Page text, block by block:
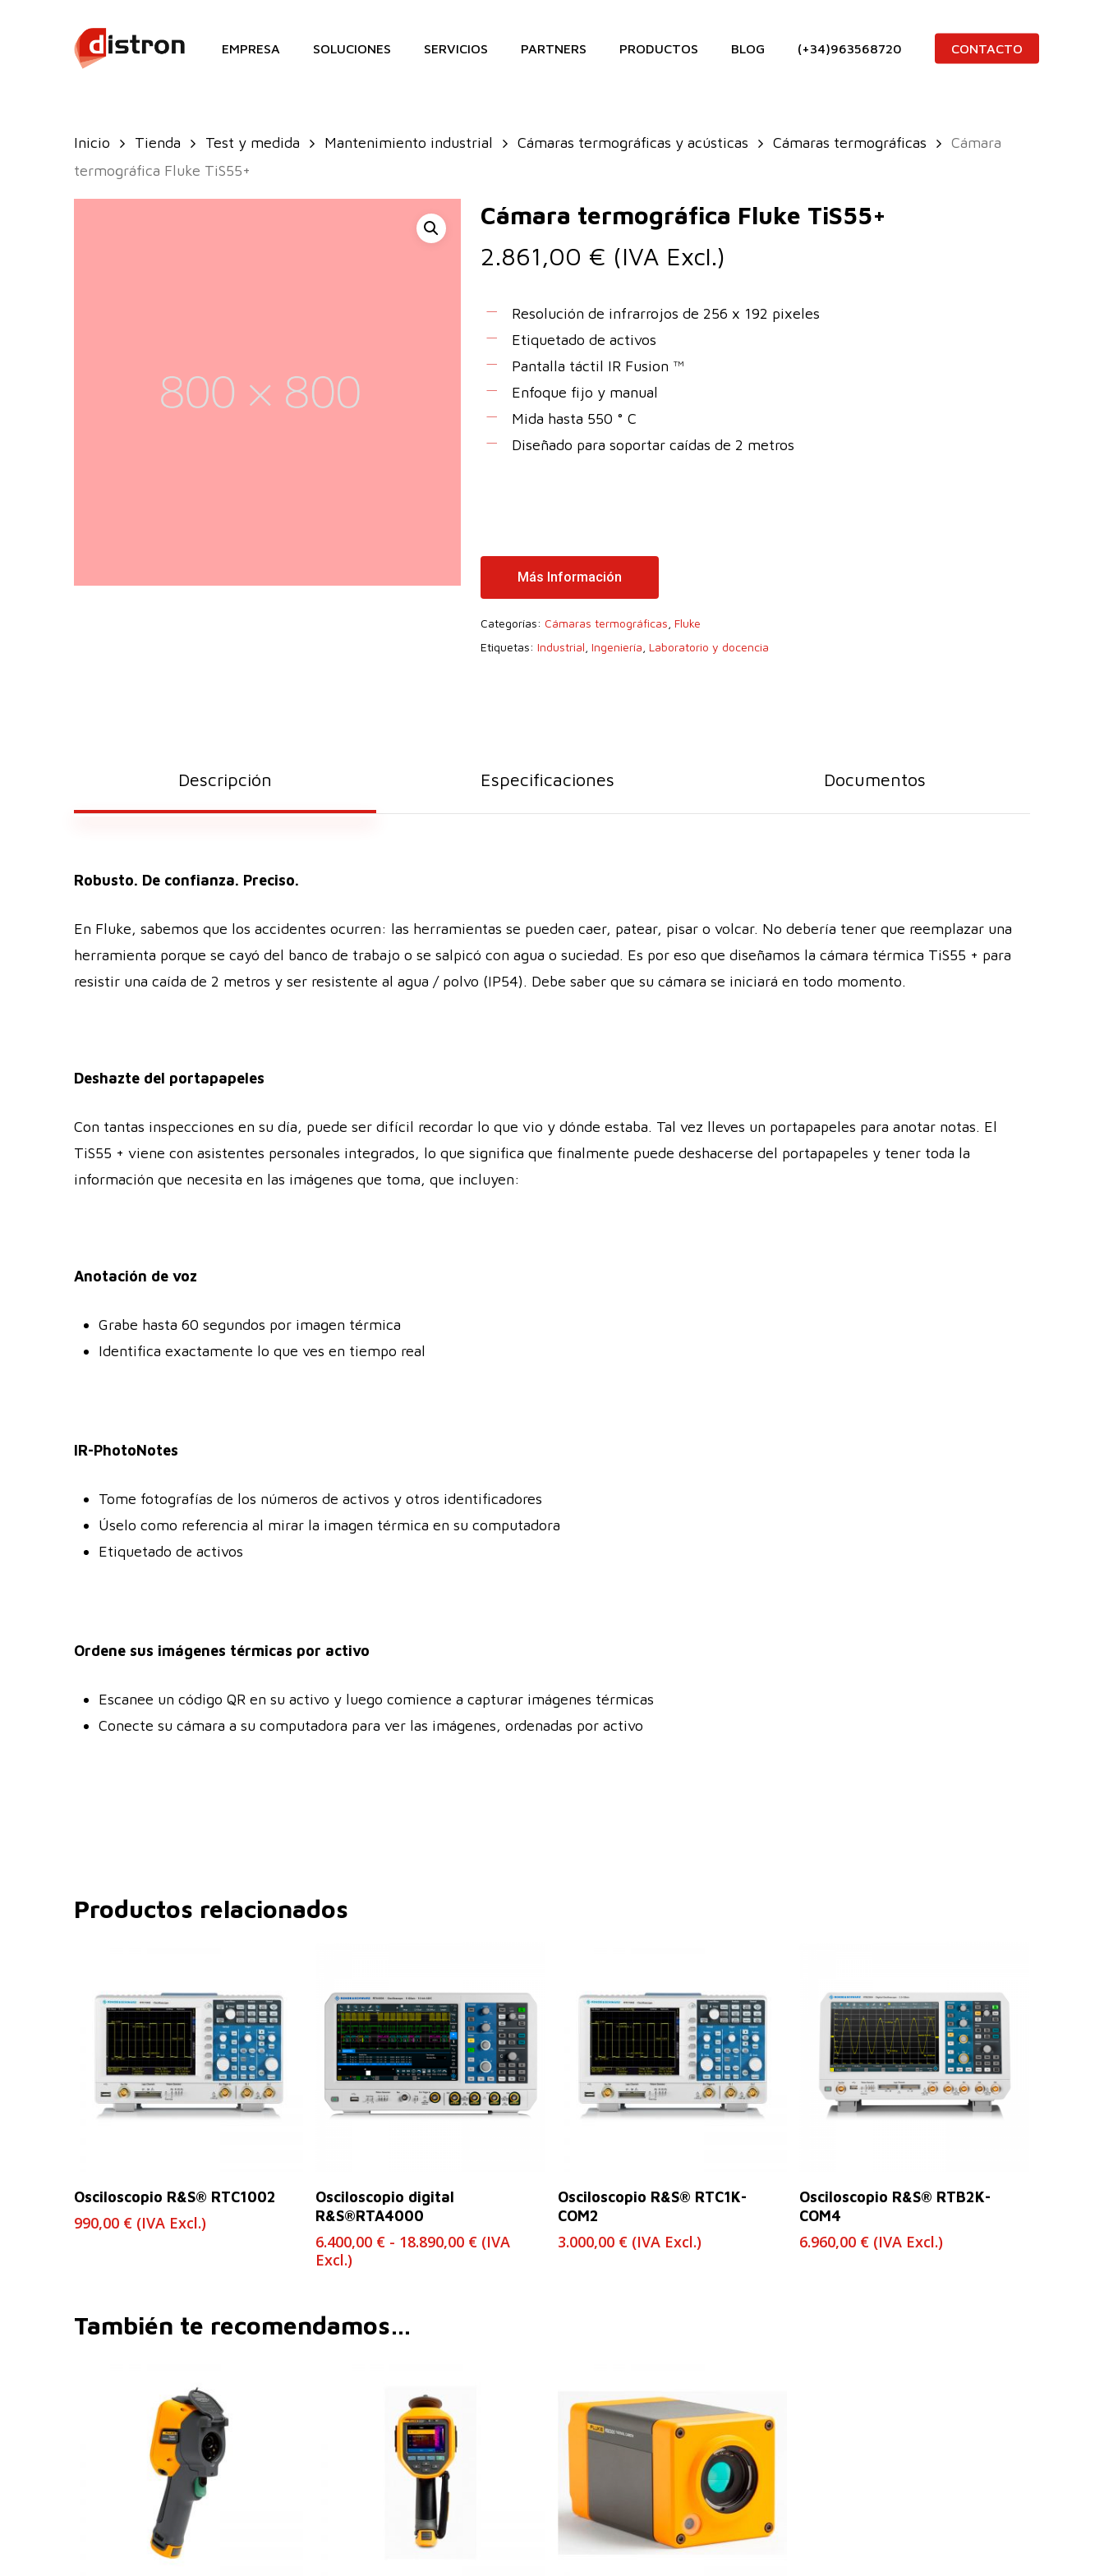
EMPRESA SOLUCIONES SERVICIOS PARTNERS PRODUCTOS BLOG (+34)963568720 CONTACTO
Inicio Tienda Test y medida Mantenimiento industrial Cámaras termográficas y acústicas Cámaras termográficas
Cámara
termográfica Fluke TiS55+
Cámara termográfica Fluke TiS55+
2.861,00 € (IVA Excl.)
Resolución de infrarrojos de 256 x 192 pixeles
Etiquetado de activos
Pantalla táctil IR Fusion ™
Enfoque fijo y manual
Mida hasta 550 ° C
Diseñado para soportar caídas de 2 metros
Más Información
Categorías: Cámaras termográficas Fluke
Etiquetas: Industrial Ingeniería Laboratorio y docencia
Descripción Especificaciones Documentos
Robusto. De confianza. Preciso.
En Fluke, sabemos que los accidentes ocurren: las herramientas se pueden caer, patear, pisar o volcar. No debería tener que reemplazar una
herramienta porque se cayó del banco de trabajo o se salpicó con agua o suciedad. Es por eso que diseñamos la cámara térmica TiS55 + para
resistir una caída de 2 metros y ser resistente al agua / polvo (IP54). Debe saber que su cámara se iniciará en todo momento.
Deshazte del portapapeles
Con tantas inspecciones en su día, puede ser difícil recordar lo que vio y dónde estaba. Tal vez lleves un portapapeles para anotar notas. El
TiS55 + viene con asistentes personales integrados, lo que significa que finalmente puede deshacerse del portapapeles y tener toda la
información que necesita en las imágenes que toma, que incluyen:
Anotación de voz
Grabe hasta 60 segundos por imagen térmica
Identifica exactamente lo que ves en tiempo real
IR-PhotoNotes
Tome fotografías de los números de activos y otros identificadores
Úselo como referencia al mirar la imagen térmica en su computadora
Etiquetado de activos
Ordene sus imágenes térmicas por activo
Escanee un código QR en su activo y luego comience a capturar imágenes térmicas
Conecte su cámara a su computadora para ver las imágenes, ordenadas por activo
Productos relacionados
Osciloscopio R&S® RTC1002
990,00 € (IVA Excl.)
Osciloscopio digital
R&S®RTA4000
6.400,00 € - 18.890,00 €Rango
(IVA
Excl.)
Osciloscopio R&S® RTC1K-
COM2
3.000,00 € (IVA Excl.)
Osciloscopio R&S® RTB2K-
COM4
6.960,00 € (IVA Excl.)
También te recomendamos…